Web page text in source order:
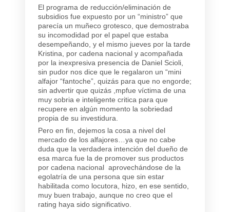
El programa de reducción/eliminación de
subsidios fue expuesto por un “ministro” que
parecía un muñeco grotesco, que demostraba
su incomodidad por el papel que estaba
desempeñando, y el mismo jueves por la tarde
Kristina, por cadena nacional y acompañada
por la inexpresiva presencia de Daniel Scioli,
sin pudor nos dice que le regalaron un “mini
alfajor “fantoche”, quizás para que no engorde;
sin advertir que quizás ,mpfue víctima de una
muy sobria e inteligente critica para que
recupere en algún momento la sobriedad
propia de su investidura.
Pero en fin, dejemos la cosa a nivel del
mercado de los alfajores…ya que no cabe
duda que la verdadera intención del dueño de
esa marca fue la de promover sus productos
por cadena nacional aprovechándose de la
egolatría de una persona que sin estar
habilitada como locutora, hizo, en ese sentido,
muy buen trabajo, aunque no creo que el
rating haya sido significativo.